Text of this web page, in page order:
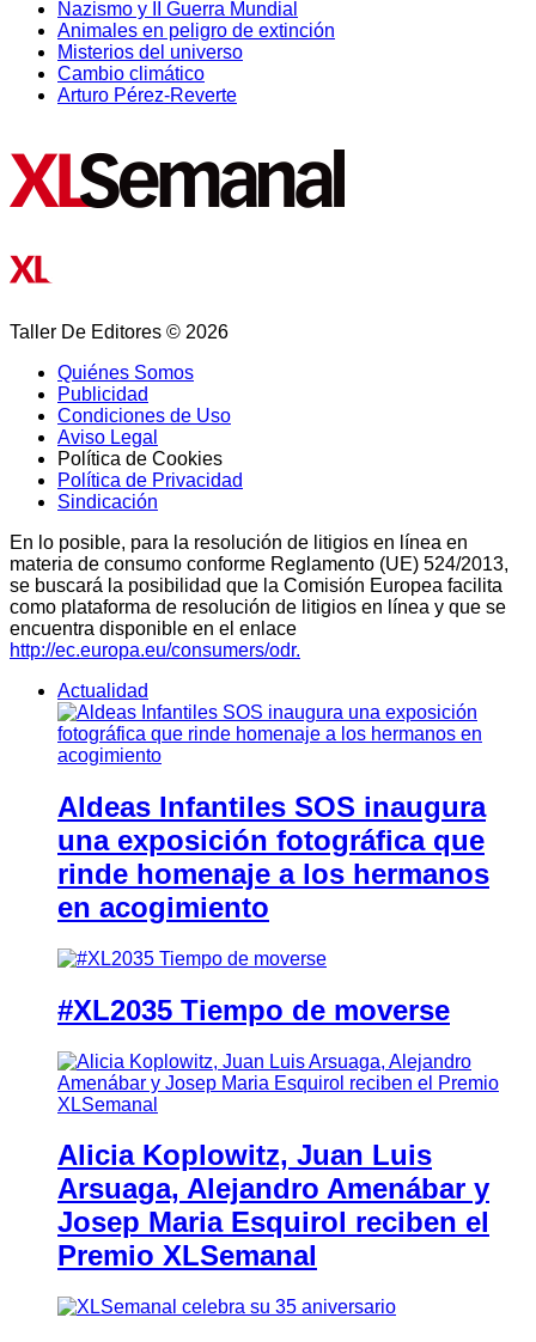
Nazismo y II Guerra Mundial
Animales en peligro de extinción
Misterios del universo
Cambio climático
Arturo Pérez-Reverte
Taller De Editores © 2026
Quiénes Somos
Publicidad
Condiciones de Uso
Aviso Legal
Política de Cookies
Política de Privacidad
Sindicación
En lo posible, para la resolución de litigios en línea en
materia de consumo conforme Reglamento (UE) 524/2013,
se buscará la posibilidad que la Comisión Europea facilita
como plataforma de resolución de litigios en línea y que se
encuentra disponible en el enlace
http://ec.europa.eu/consumers/odr.
Actualidad
Aldeas Infantiles SOS inaugura
una exposición fotográfica que
rinde homenaje a los hermanos
en acogimiento
#XL2035 Tiempo de moverse
Alicia Koplowitz, Juan Luis
Arsuaga, Alejandro Amenábar y
Josep Maria Esquirol reciben el
Premio XLSemanal